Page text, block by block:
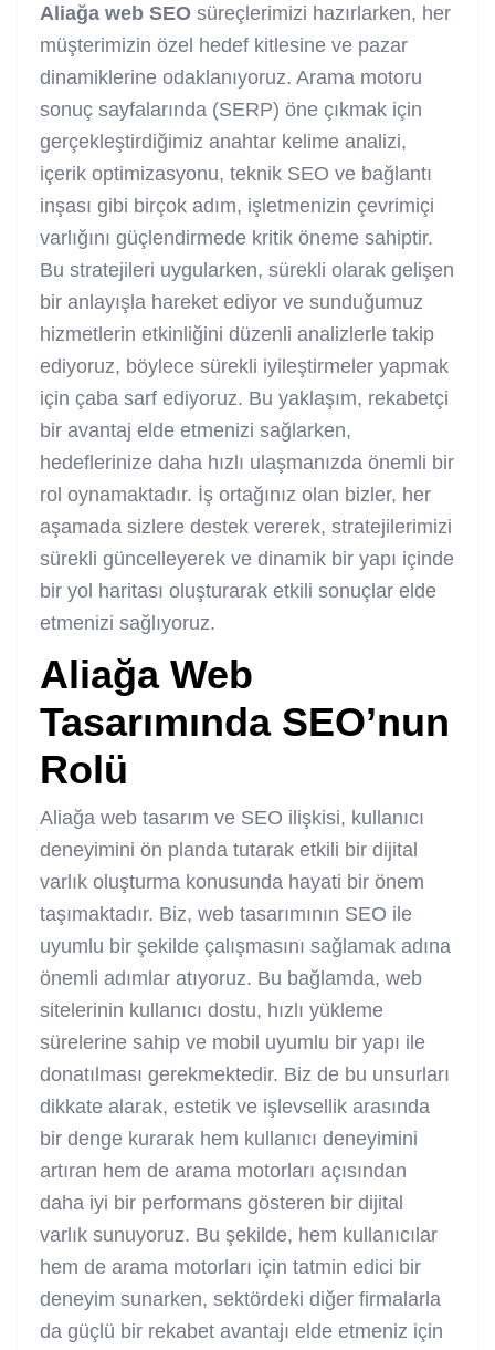
Aliağa web SEO süreçlerimizi hazırlarken, her
müşterimizin özel hedef kitlesine ve pazar
dinamiklerine odaklanıyoruz. Arama motoru
sonuç sayfalarında (SERP) öne çıkmak için
gerçekleştirdiğimiz anahtar kelime analizi,
içerik optimizasyonu, teknik SEO ve bağlantı
inşası gibi birçok adım, işletmenizin çevrimiçi
varlığını güçlendirmede kritik öneme sahiptir.
Bu stratejileri uygularken, sürekli olarak gelişen
bir anlayışla hareket ediyor ve sunduğumuz
hizmetlerin etkinliğini düzenli analizlerle takip
ediyoruz, böylece sürekli iyileştirmeler yapmak
için çaba sarf ediyoruz. Bu yaklaşım, rekabetçi
bir avantaj elde etmenizi sağlarken,
hedeflerinize daha hızlı ulaşmanızda önemli bir
rol oynamaktadır. İş ortağınız olan bizler, her
aşamada sizlere destek vererek, stratejilerimizi
sürekli güncelleyerek ve dinamik bir yapı içinde
bir yol haritası oluşturarak etkili sonuçlar elde
etmenizi sağlıyoruz.
Aliağa Web
Tasarımında SEO’nun
Rolü
Aliağa web tasarım ve SEO ilişkisi, kullanıcı
deneyimini ön planda tutarak etkili bir dijital
varlık oluşturma konusunda hayati bir önem
taşımaktadır. Biz, web tasarımının SEO ile
uyumlu bir şekilde çalışmasını sağlamak adına
önemli adımlar atıyoruz. Bu bağlamda, web
sitelerinin kullanıcı dostu, hızlı yükleme
sürelerine sahip ve mobil uyumlu bir yapı ile
donatılması gerekmektedir. Biz de bu unsurları
dikkate alarak, estetik ve işlevsellik arasında
bir denge kurarak hem kullanıcı deneyimini
artıran hem de arama motorları açısından
daha iyi bir performans gösteren bir dijital
varlık sunuyoruz. Bu şekilde, hem kullanıcılar
hem de arama motorları için tatmin edici bir
deneyim sunarken, sektördeki diğer firmalarla
da güçlü bir rekabet avantajı elde etmeniz için